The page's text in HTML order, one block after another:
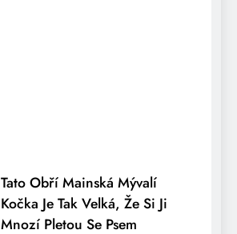
Tato Obří Mainská Mývalí
Kočka Je Tak Velká, Že Si Ji
Mnozí Pletou Se Psem